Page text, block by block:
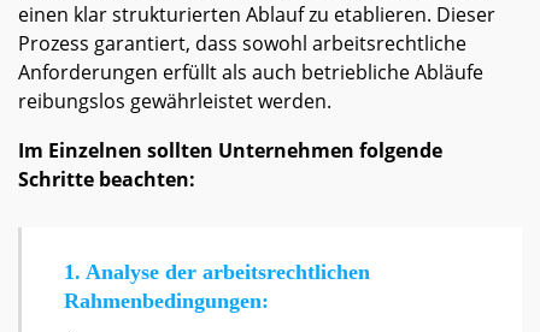
einen klar strukturierten Ablauf zu etablieren. Dieser
Prozess garantiert, dass sowohl arbeitsrechtliche
Anforderungen erfüllt als auch betriebliche Abläufe
reibungslos gewährleistet werden.
Im Einzelnen sollten Unternehmen folgende
Schritte beachten:
1. Analyse der arbeitsrechtlichen
Rahmenbedingungen: